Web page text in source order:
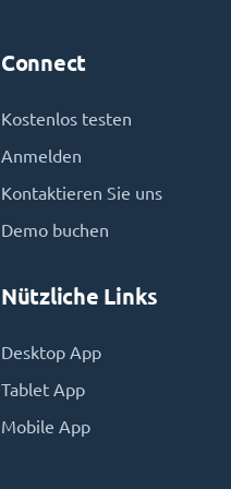
Connect
Kostenlos testen
Anmelden
Kontaktieren Sie uns
Demo buchen
Nützliche Links
Desktop App
Tablet App
Mobile App